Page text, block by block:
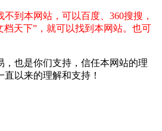
到本网站，可以百度、360搜搜，
档天下”，就可以找到本网站。也可
，也是你们支持，信任本网站的理
以来的理解和支持！